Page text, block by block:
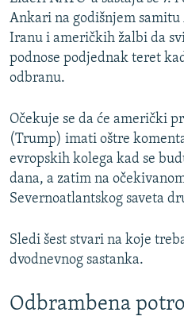
TRI DECENIJE OD RATA U BIH
SVE KARTE DEJTONA
Ankari na godišnjem samitu
Iranu i američkih žalbi da
podnose podjednak teret
odbranu.
Očekuje se da će američki
(Trump) imati oštre
evropskih kolega kad se
dana, a zatim na
Severnoatlantskog saveta
Sledi šest stvari na koje
dvodnevnog sastanka.
Odbrambena